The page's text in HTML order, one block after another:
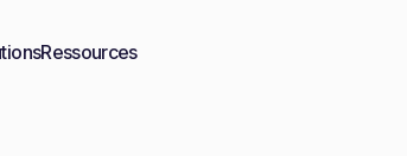
Ressources